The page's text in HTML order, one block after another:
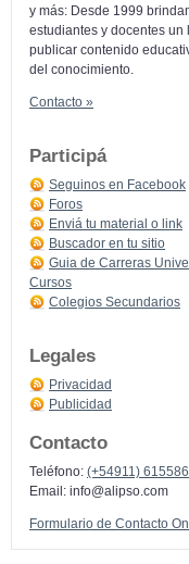
y más: Desde 1999
estudiantes y docentes un
publicar contenido
del conocimiento.
Contacto »
Participá
Seguinos en Facebook
Foros
Enviá tu material o link
Buscador en tu sitio
Guia de Carreras
Cursos
Colegios Secundarios
Legales
Privacidad
Publicidad
Contacto
Teléfono: (+54911)
Email: info@alipso.com
Formulario de Contacto